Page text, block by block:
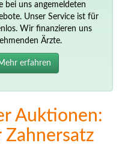
bei uns angemeldeten
Unser Service ist für
Wir finanzieren uns
Ärzte.
erfahren
Auktionen:
Zahnersatz